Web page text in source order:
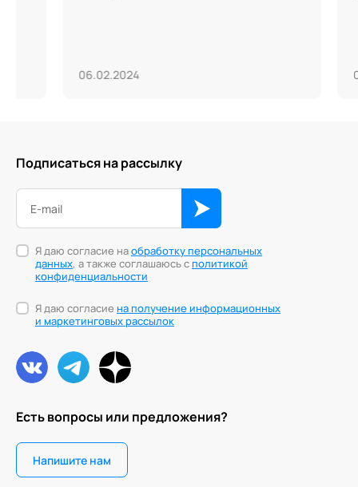
06.02.2024
Есть вопросы или предложения?
Напишите нам
Подписаться на рассылку
Я даю согласие наобработку персональных
данных, а также соглашаюсь сполитикой
конфиденциальности
Я даю согласие на получение информационных
и маркетинговых рассылок